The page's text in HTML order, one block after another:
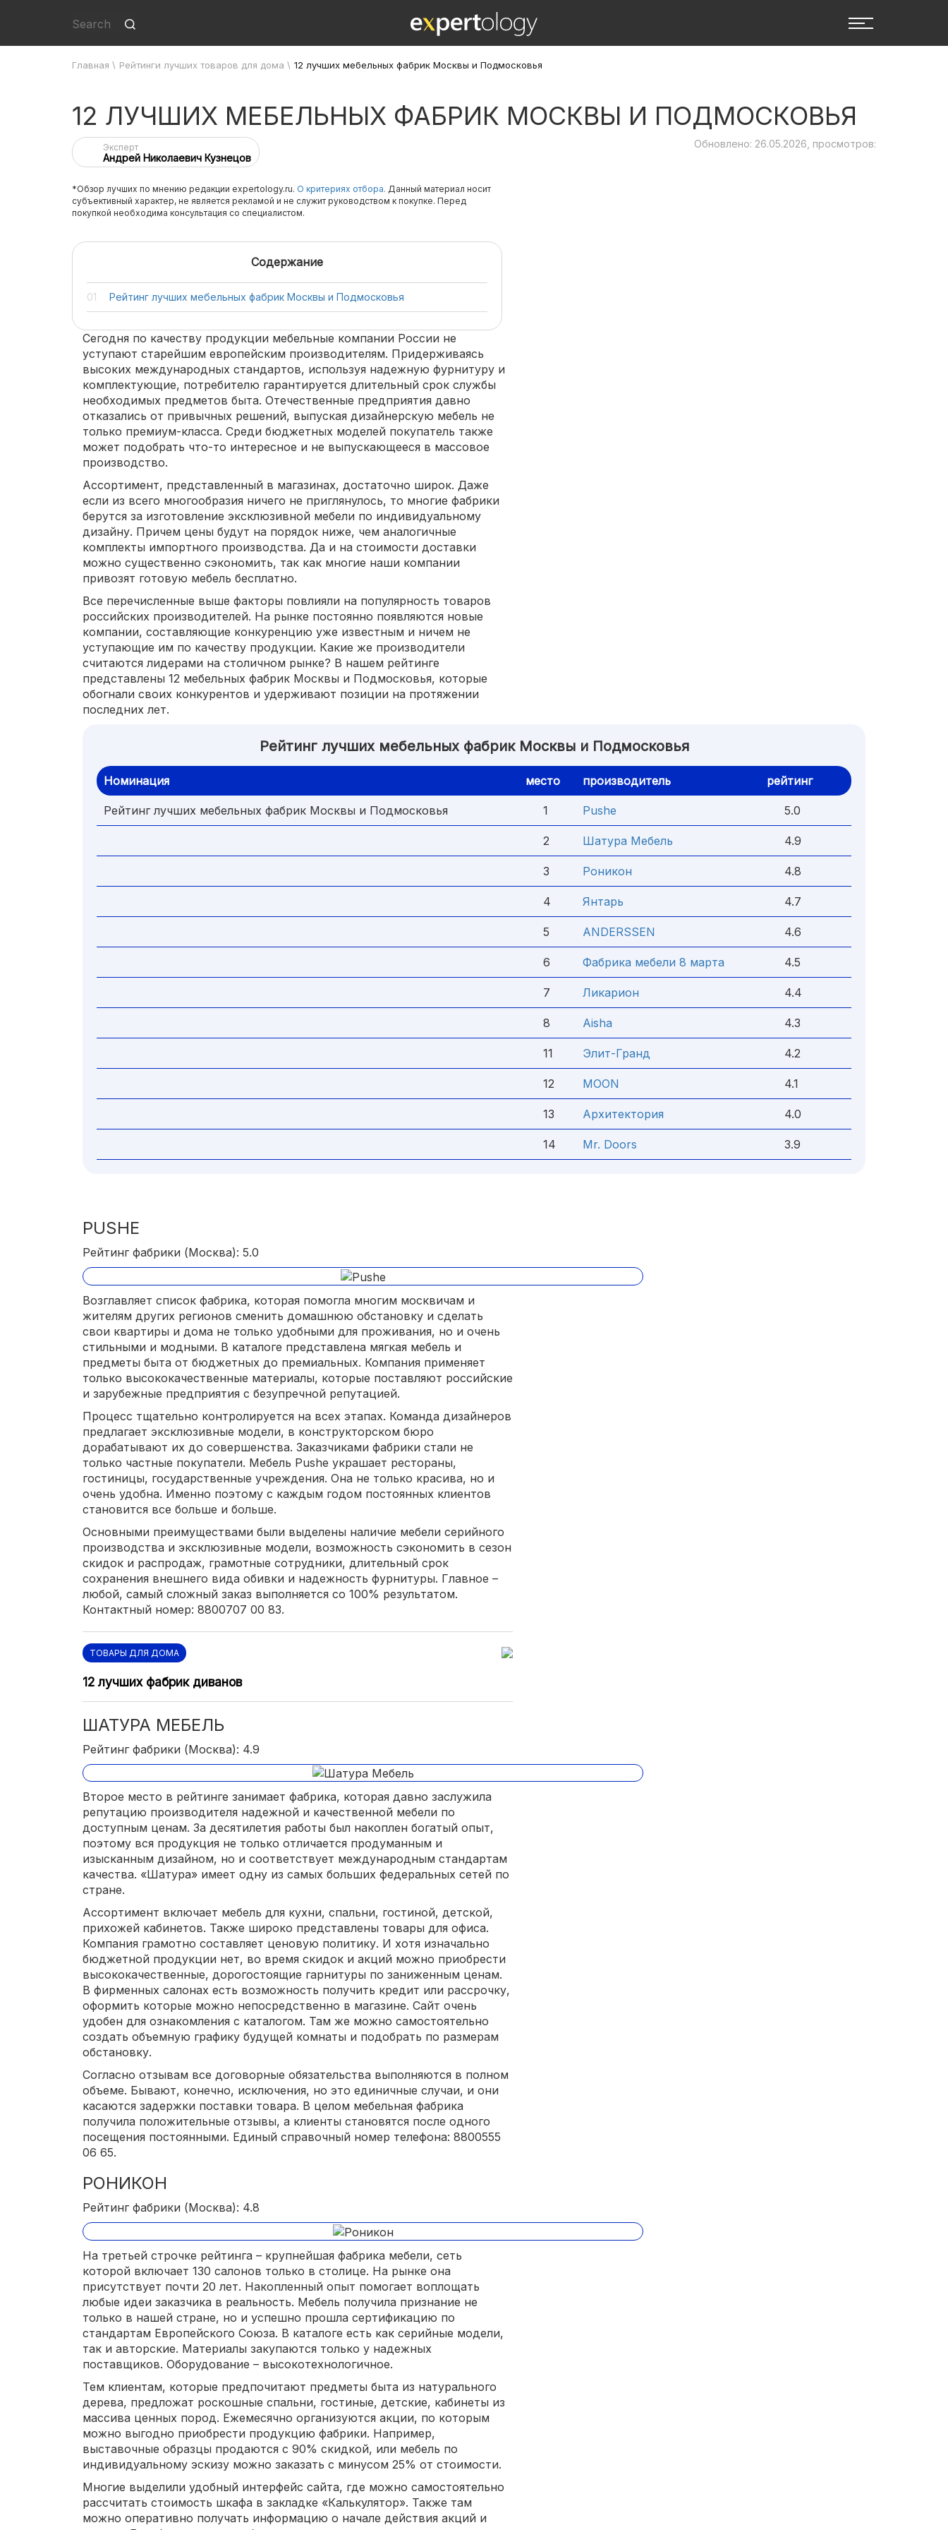
Главная \ Рейтинги лучших товаров для дома \ 12 лучших мебельных фабрик Москвы и Подмосковья
12 ЛУЧШИХ МЕБЕЛЬНЫХ ФАБРИК МОСКВЫ И ПОДМОСКОВЬЯ
Эксперт
Андрей Николаевич Кузнецов
Обновлено: 26.05.2026, просмотров:
*Обзор лучших по мнению редакции expertology.ru. О критериях отбора. Данный материал носит
субъективный характер, не является рекламой и не служит руководством к покупке. Перед
покупкой необходима консультация со специалистом.
Содержание
Рейтинг лучших мебельных фабрик Москвы и Подмосковья
Сегодня по качеству продукции мебельные компании России не
уступают старейшим европейским производителям. Придерживаясь
высоких международных стандартов, используя надежную фурнитуру и
комплектующие, потребителю гарантируется длительный срок службы
необходимых предметов быта. Отечественные предприятия давно
отказались от привычных решений, выпуская дизайнерскую мебель не
только премиум-класса. Среди бюджетных моделей покупатель также
может подобрать что-то интересное и не выпускающееся в массовое
производство.
Ассортимент, представленный в магазинах, достаточно широк. Даже
если из всего многообразия ничего не приглянулось, то многие фабрики
берутся за изготовление эксклюзивной мебели по индивидуальному
дизайну. Причем цены будут на порядок ниже, чем аналогичные
комплекты импортного производства. Да и на стоимости доставки
можно существенно сэкономить, так как многие наши компании
привозят готовую мебель бесплатно.
Все перечисленные выше факторы повлияли на популярность товаров
российских производителей. На рынке постоянно появляются новые
компании, составляющие конкуренцию уже известным и ничем не
уступающие им по качеству продукции. Какие же производители
считаются лидерами на столичном рынке? В нашем рейтинге
представлены 12 мебельных фабрик Москвы и Подмосковья, которые
обогнали своих конкурентов и удерживают позиции на протяжении
последних лет.
Рейтинг лучших мебельных фабрик Москвы и Подмосковья
Номинация место производитель рейтинг
Рейтинг лучших мебельных фабрик Москвы и Подмосковья 1 Pushe 5.0
2 Шатура Мебель 4.9
3 Роникон 4.8
4 Янтарь 4.7
5 ANDERSSEN 4.6
6 Фабрика мебели 8 марта 4.5
7 Ликарион 4.4
8 Aisha 4.3
11 Элит-Гранд 4.2
12 MOON 4.1
13 Архитектория 4.0
14 Mr. Doors 3.9
PUSHE
Рейтинг фабрики (Москва): 5.0
Возглавляет список фабрика, которая помогла многим москвичам и
жителям других регионов сменить домашнюю обстановку и сделать
свои квартиры и дома не только удобными для проживания, но и очень
стильными и модными. В каталоге представлена мягкая мебель и
предметы быта от бюджетных до премиальных. Компания применяет
только высококачественные материалы, которые поставляют российские
и зарубежные предприятия с безупречной репутацией.
Процесс тщательно контролируется на всех этапах. Команда дизайнеров
предлагает эксклюзивные модели, в конструкторском бюро
дорабатывают их до совершенства. Заказчиками фабрики стали не
только частные покупатели. Мебель Pushe украшает рестораны,
гостиницы, государственные учреждения. Она не только красива, но и
очень удобна. Именно поэтому с каждым годом постоянных клиентов
становится все больше и больше.
Основными преимуществами были выделены наличие мебели серийного
производства и эксклюзивные модели, возможность сэкономить в сезон
скидок и распродаж, грамотные сотрудники, длительный срок
сохранения внешнего вида обивки и надежность фурнитуры. Главное –
любой, самый сложный заказ выполняется со 100% результатом.
Контактный номер: 8800707 00 83.
ТОВАРЫ ДЛЯ ДОМА
12 лучших фабрик диванов
ШАТУРА МЕБЕЛЬ
Рейтинг фабрики (Москва): 4.9
Второе место в рейтинге занимает фабрика, которая давно заслужила
репутацию производителя надежной и качественной мебели по
доступным ценам. За десятилетия работы был накоплен богатый опыт,
поэтому вся продукция не только отличается продуманным и
изысканным дизайном, но и соответствует международным стандартам
качества. «Шатура» имеет одну из самых больших федеральных сетей по
стране.
Ассортимент включает мебель для кухни, спальни, гостиной, детской,
прихожей кабинетов. Также широко представлены товары для офиса.
Компания грамотно составляет ценовую политику. И хотя изначально
бюджетной продукции нет, во время скидок и акций можно приобрести
высококачественные, дорогостоящие гарнитуры по заниженным ценам.
В фирменных салонах есть возможность получить кредит или рассрочку,
оформить которые можно непосредственно в магазине. Сайт очень
удобен для ознакомления с каталогом. Там же можно самостоятельно
создать объемную графику будущей комнаты и подобрать по размерам
обстановку.
Согласно отзывам все договорные обязательства выполняются в полном
объеме. Бывают, конечно, исключения, но это единичные случаи, и они
касаются задержки поставки товара. В целом мебельная фабрика
получила положительные отзывы, а клиенты становятся после одного
посещения постоянными. Единый справочный номер телефона: 8800555
06 65.
РОНИКОН
Рейтинг фабрики (Москва): 4.8
На третьей строчке рейтинга – крупнейшая фабрика мебели, сеть
которой включает 130 салонов только в столице. На рынке она
присутствует почти 20 лет. Накопленный опыт помогает воплощать
любые идеи заказчика в реальность. Мебель получила признание не
только в нашей стране, но и успешно прошла сертификацию по
стандартам Европейского Союза. В каталоге есть как серийные модели,
так и авторские. Материалы закупаются только у надежных
поставщиков. Оборудование – высокотехнологичное.
Тем клиентам, которые предпочитают предметы быта из натурального
дерева, предложат роскошные спальни, гостиные, детские, кабинеты из
массива ценных пород. Ежемесячно организуются акции, по которым
можно выгодно приобрести продукцию фабрики. Например,
выставочные образцы продаются с 90% скидкой, или мебель по
индивидуальному эскизу можно заказать с минусом 25% от стоимости.
Многие выделили удобный интерфейс сайта, где можно самостоятельно
рассчитать стоимость шкафа в закладке «Калькулятор». Также там
можно оперативно получать информацию о начале действия акций и